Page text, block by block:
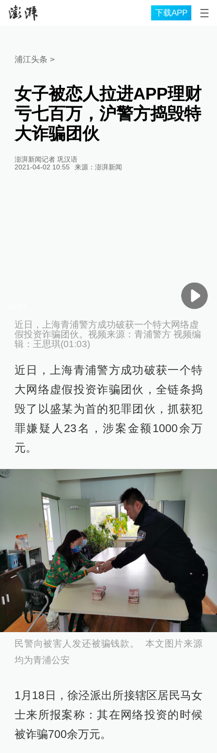
下载APP
浦江头条 >
女子被恋人拉进APP理财
亏七百万，沪警方捣毁特
大诈骗团伙
澎湃新闻记者 巩汉语
2021-04-02 10:55
来源： 澎湃新闻
近日，上海青浦警方成功破获一个特大网络虚
假投资诈骗团伙。视频来源：青浦警方 视频编
辑：王思琪(01:03)
近日，上海青浦警方成功破获一个特
大网络虚假投资诈骗团伙，全链条捣
毁了以盛某为首的犯罪团伙，抓获犯
罪嫌疑人23名，涉案金额1000余万
元。
民警向被害人发还被骗钱款。 本文图片来源
均为青浦公安
1月18日，徐泾派出所接辖区居民马女
士来所报案称：其在网络投资的时候
被诈骗700余万元。